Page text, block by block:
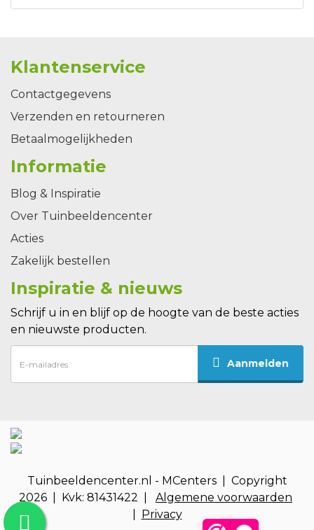
Klantenservice
Contactgegevens
Verzenden en retourneren
Betaalmogelijkheden
Informatie
Blog & Inspiratie
Over Tuinbeeldencenter
Acties
Zakelijk bestellen
Inspiratie & nieuws
Schrijf u in en blijf op de hoogte van de beste acties
en nieuwste producten.
Aanmelden
Tuinbeeldencenter.nl - MCenters | Copyright
2026 | Kvk: 81431422 | Algemene voorwaarden
Privacy